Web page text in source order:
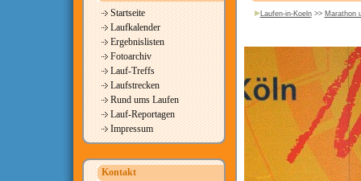
Startseite
Laufkalender
Ergebnislisten
Fotoarchiv
Lauf-Treffs
Laufstrecken
Rund ums Laufen
Lauf-Reportagen
Impressum
Kontakt
Laufen-in-Koeln>> Marathon